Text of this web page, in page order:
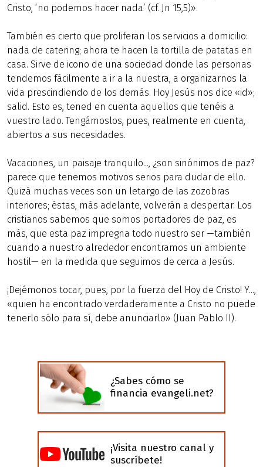
Cristo, ‘no podemos hacer nada’ (cf. Jn 15,5)».
También es cierto que proliferan los servicios a domicilio:
nada de catering; ahora te hacen la tortilla de patatas en
casa. Sirve de icono de una sociedad donde las personas
tendemos fácilmente a ir a la nuestra, a organizarnos la
vida prescindiendo de los demás. Hoy Jesús nos dice «id»;
salid. Esto es, tened en cuenta aquellos que tenéis a
vuestro lado. Tengámoslos, pues, realmente en cuenta,
abiertos a sus necesidades.
Vacaciones, un paisaje tranquilo..., ¿son sinónimos de paz?
parece que tenemos motivos serios para dudar de ello.
Quizá muchas veces son un letargo de las zozobras
interiores; éstas, más adelante, volverán a despertar. Los
cristianos sabemos que somos portadores de paz, es
más, que esta paz impregna todo nuestro ser —también
cuando a nuestro alrededor encontramos un ambiente
hostil— en la medida que seguimos de cerca a Jesús.
¡Dejémonos tocar, pues, por la fuerza del Hoy de Cristo! Y...,
«quien ha encontrado verdaderamente a Cristo no puede
tenerlo sólo para sí, debe anunciarlo» (Juan Pablo II).
¿Sabes cómo se
financia evangeli.net?
¡Visita nuestro canal y
suscríbete!